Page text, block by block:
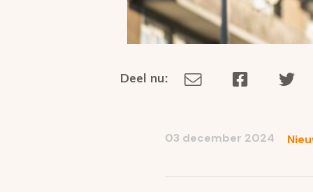
Deel
Deel nu:
mail
03 december 2024